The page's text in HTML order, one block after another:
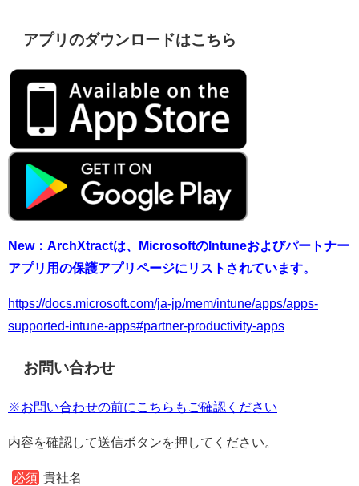
アプリのダウンロードはこちら
New：ArchXtractは、MicrosoftのIntuneおよびパートナー
アプリ用の保護アプリページにリストされています。
https://docs.microsoft.com/ja-jp/mem/intune/apps/apps-
supported-intune-apps#partner-productivity-apps
お問い合わせ
※お問い合わせの前にこちらもご確認ください
内容を確認して送信ボタンを押してください。
必須 貴社名